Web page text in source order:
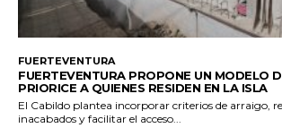
FUERTEVENTURA
FUERTEVENTURA PROPONE UN MODELO
PRIORICE A QUIENES RESIDEN EN LA ISLA
El Cabildo plantea incorporar criterios de arraigo,
inacabados y facilitar el acceso...